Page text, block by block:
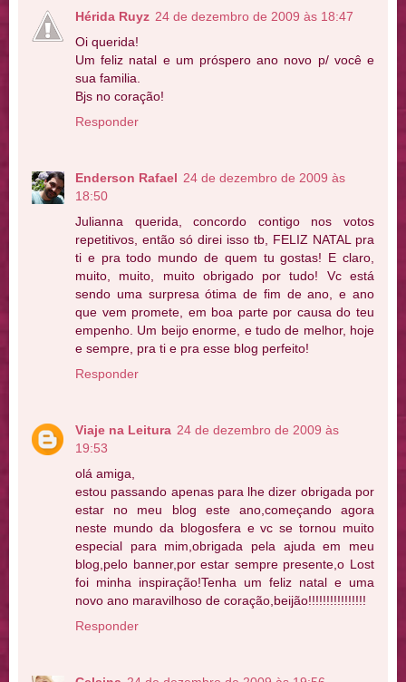
Hérida Ruyz 24 de dezembro de 2009 às 18:47
Oi querida!
Um feliz natal e um próspero ano novo p/ você e
sua familia.
Bjs no coração!
Responder
Enderson Rafael 24 de dezembro de 2009 às
18:50
Julianna querida, concordo contigo nos votos
repetitivos, então só direi isso tb, FELIZ NATAL pra
ti e pra todo mundo de quem tu gostas! E claro,
muito, muito, muito obrigado por tudo! Vc está
sendo uma surpresa ótima de fim de ano, e ano
que vem promete, em boa parte por causa do teu
empenho. Um beijo enorme, e tudo de melhor, hoje
e sempre, pra ti e pra esse blog perfeito!
Responder
Viaje na Leitura 24 de dezembro de 2009 às
19:53
olá amiga,
estou passando apenas para lhe dizer obrigada por
estar no meu blog este ano,começando agora
neste mundo da blogosfera e vc se tornou muito
especial para mim,obrigada pela ajuda em meu
blog,pelo banner,por estar sempre presente,o Lost
foi minha inspiração!Tenha um feliz natal e uma
novo ano maravilhoso de coração,beijão!!!!!!!!!!!!!!!!
Responder